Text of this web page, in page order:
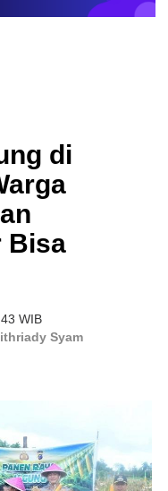
di
Bisa
WIB
Syam